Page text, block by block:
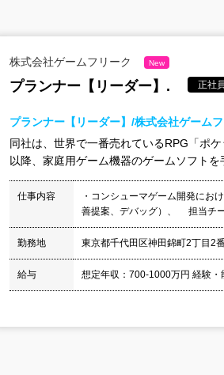
株式会社ゲームフリーク New
プランナー【リーダー】. 正社
プランナー【リーダー】/株式会社ゲーム
同社は、世界で一番売れているRPG「ポ
以降、家庭用ゲーム機器のゲームソフト
仕事内容
・コンシューマゲーム開発に
善提案、デバッグ）、 担当チ
勤務地 東京都千代田区神田錦町2丁目2
給与 想定年収：700-1000万円 経験・